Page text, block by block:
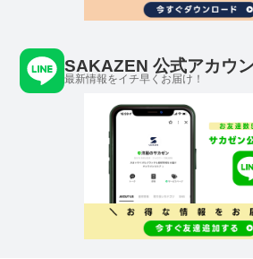
SAKAZEN 公式アカウ
最新情報をイチ早くお届け！